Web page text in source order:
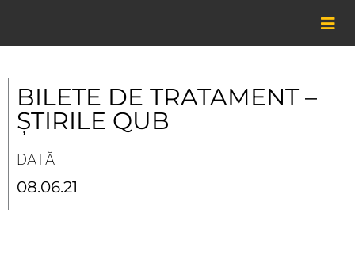
content
BILETE DE TRATAMENT –
ȘTIRILE QUB
DATĂ
08.06.21